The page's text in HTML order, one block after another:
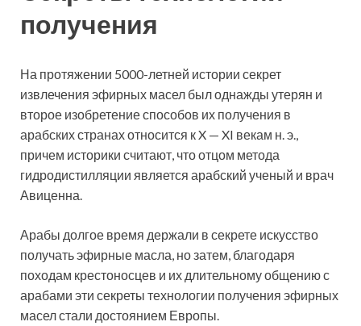
получения
На протяжении 5000-летней истории секрет
извлечения эфирных масел был однажды утерян и
второе изобретение способов их получения в
арабских странах относится к X — XI векам н. э.,
причем историки считают, что отцом метода
гидродистилляции является арабский ученый и врач
Авиценна.
Арабы долгое время держали в секрете искусство
получать эфирные масла, но затем, благодаря
походам крестоносцев и их длительному общению с
арабами эти секреты технологии получения эфирных
масел стали достоянием Европы.